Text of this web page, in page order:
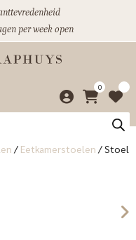
per week open
0
/ Eetkamerstoelen /Stoel